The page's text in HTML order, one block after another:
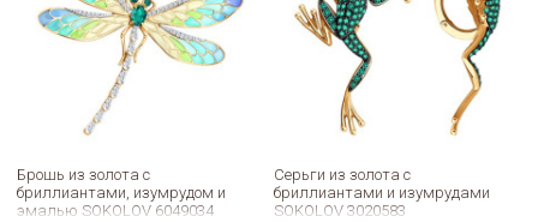
Брошь из золота с
бриллиантами, изумрудом и
эмалью SOKOLOV 6049034
Серьги из золота с
бриллиантами и изумрудами
SOKOLOV 3020583